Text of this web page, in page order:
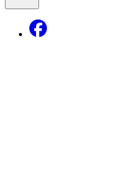
Facebook